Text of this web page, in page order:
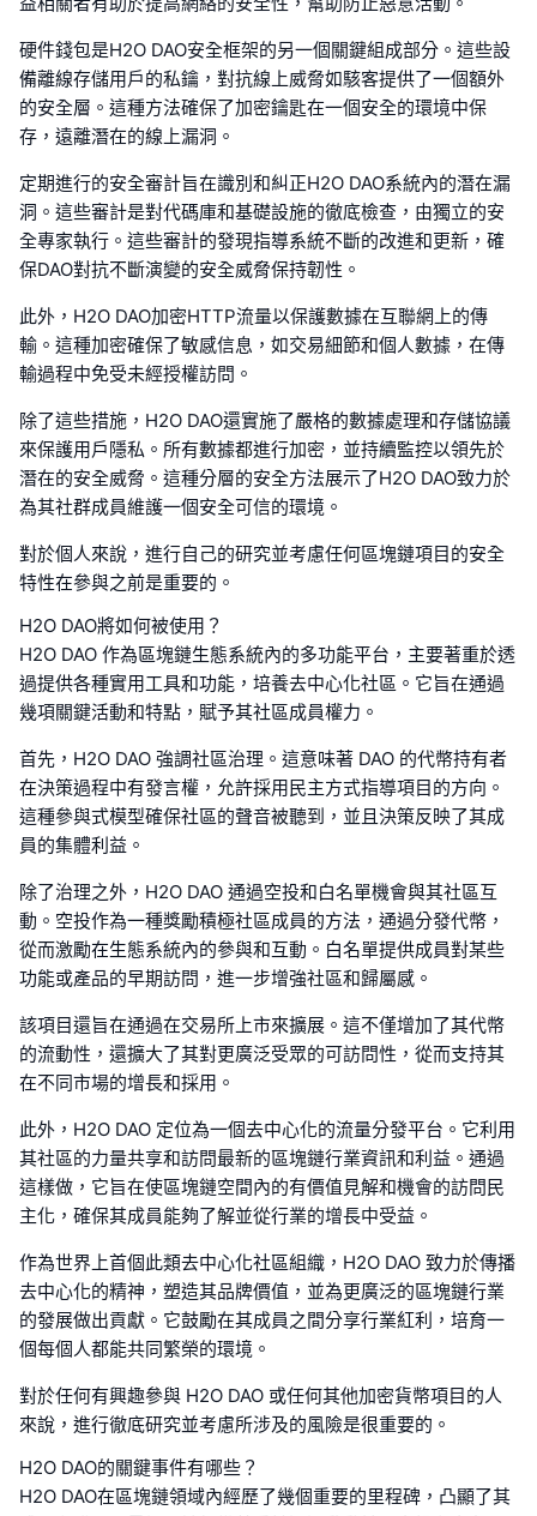
硬件錢包是H2O DAO安全框架的另一個關鍵組成部分。這些設
備離線存儲用戶的私鑰，對抗線上威脅如駭客提供了一個額外
的安全層。這種方法確保了加密鑰匙在一個安全的環境中保
存，遠離潛在的線上漏洞。
定期進行的安全審計旨在識別和糾正H2O DAO系統內的潛在漏
洞。這些審計是對代碼庫和基礎設施的徹底檢查，由獨立的安
全專家執行。這些審計的發現指導系統不斷的改進和更新，確
保DAO對抗不斷演變的安全威脅保持韌性。
此外，H2O DAO加密HTTP流量以保護數據在互聯網上的傳
輸。這種加密確保了敏感信息，如交易細節和個人數據，在傳
輸過程中免受未經授權訪問。
除了這些措施，H2O DAO還實施了嚴格的數據處理和存儲協議
來保護用戶隱私。所有數據都進行加密，並持續監控以領先於
潛在的安全威脅。這種分層的安全方法展示了H2O DAO致力於
為其社群成員維護一個安全可信的環境。
對於個人來說，進行自己的研究並考慮任何區塊鏈項目的安全
特性在參與之前是重要的。
H2O DAO將如何被使用？
H2O DAO 作為區塊鏈生態系統內的多功能平台，主要著重於透
過提供各種實用工具和功能，培養去中心化社區。它旨在通過
幾項關鍵活動和特點，賦予其社區成員權力。
首先，H2O DAO 強調社區治理。這意味著 DAO 的代幣持有者
在決策過程中有發言權，允許採用民主方式指導項目的方向。
這種參與式模型確保社區的聲音被聽到，並且決策反映了其成
員的集體利益。
除了治理之外，H2O DAO 通過空投和白名單機會與其社區互
動。空投作為一種獎勵積極社區成員的方法，通過分發代幣，
從而激勵在生態系統內的參與和互動。白名單提供成員對某些
功能或產品的早期訪問，進一步增強社區和歸屬感。
該項目還旨在通過在交易所上市來擴展。這不僅增加了其代幣
的流動性，還擴大了其對更廣泛受眾的可訪問性，從而支持其
在不同市場的增長和採用。
此外，H2O DAO 定位為一個去中心化的流量分發平台。它利用
其社區的力量共享和訪問最新的區塊鏈行業資訊和利益。通過
這樣做，它旨在使區塊鏈空間內的有價值見解和機會的訪問民
主化，確保其成員能夠了解並從行業的增長中受益。
作為世界上首個此類去中心化社區組織，H2O DAO 致力於傳播
去中心化的精神，塑造其品牌價值，並為更廣泛的區塊鏈行業
的發展做出貢獻。它鼓勵在其成員之間分享行業紅利，培育一
個每個人都能共同繁榮的環境。
對於任何有興趣參與 H2O DAO 或任何其他加密貨幣項目的人
來說，進行徹底研究並考慮所涉及的風險是很重要的。
H2O DAO的關鍵事件有哪些？
H2O DAO在區塊鏈領域內經歷了幾個重要的里程碑，凸顯了其